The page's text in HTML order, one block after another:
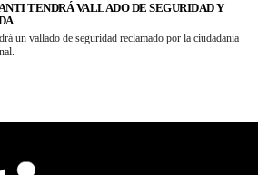
TENDRÁ VALLADO DE SEGURIDAD Y
un vallado de seguridad reclamado por la ciudadanía